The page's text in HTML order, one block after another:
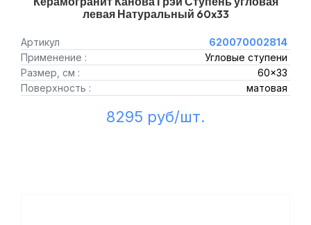
левая Натуральный 60x33
Артикул
620070002814
Применение :
Угловые ступени
Размер, см :
60x33
Поверхность :
матовая
8295 руб/шт.